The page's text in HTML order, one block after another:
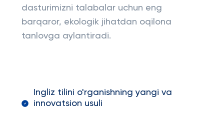
dasturimizni talabalar uchun eng
barqaror, ekologik jihatdan oqilona
tanlovga aylantiradi.
Ingliz tilini o'rganishning yangi va
innovatsion usuli